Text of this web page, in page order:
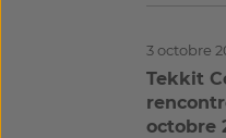
3 octobre
Tekkit
octobre